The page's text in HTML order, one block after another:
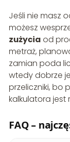
Jeśli nie masz
możesz
zużycia od
metraż,
zamian poda
wtedy dobrze
przeliczniki, bo
kalkulatora jest
FAQ –